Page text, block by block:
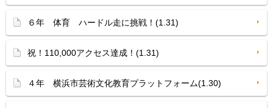
６年 体育 ハードル走に挑戦！(1.31)
祝！110,000アクセス達成！(1.31)
４年 横浜市芸術文化教育プラットフォーム(1.30)